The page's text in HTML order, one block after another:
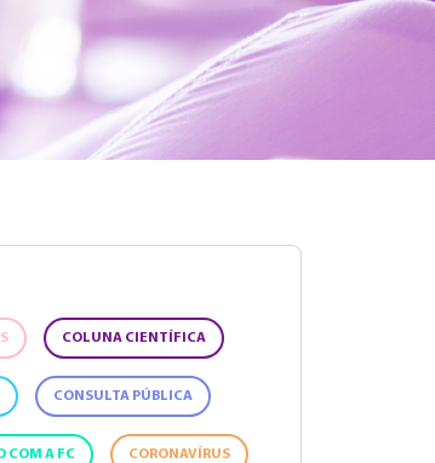
COLUNA CIENTÍFICA
CONSULTA PÚBLICA
COM A FC CORONAVÍRUS